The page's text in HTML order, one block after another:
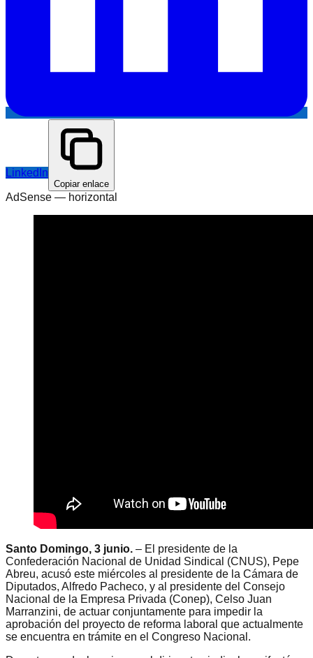
LinkedIn
Copiar enlace
AdSense — horizontal
Santo Domingo, 3 junio. – El presidente de la
Confederación Nacional de Unidad Sindical (CNUS), Pepe
Abreu, acusó este miércoles al presidente de la Cámara de
Diputados, Alfredo Pacheco, y al presidente del Consejo
Nacional de la Empresa Privada (Conep), Celso Juan
Marranzini, de actuar conjuntamente para impedir la
aprobación del proyecto de reforma laboral que actualmente
se encuentra en trámite en el Congreso Nacional.